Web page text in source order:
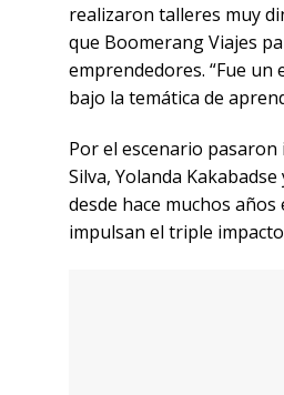
Por el escenario pasaron
cómo desde hace
Pero fue Otto Scharmer,
presidente del programa
Bettina como a Agustina.
ecosistema y habló de